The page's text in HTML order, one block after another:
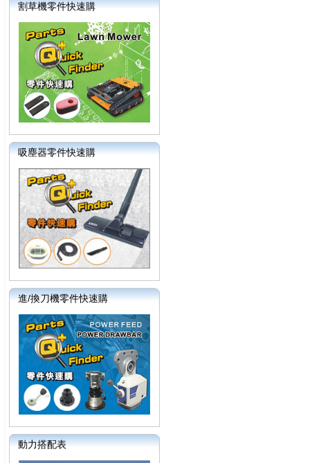
割草機零件快速購
吸塵器零件快速購
進/換刀機零件快速購
動力搭配表